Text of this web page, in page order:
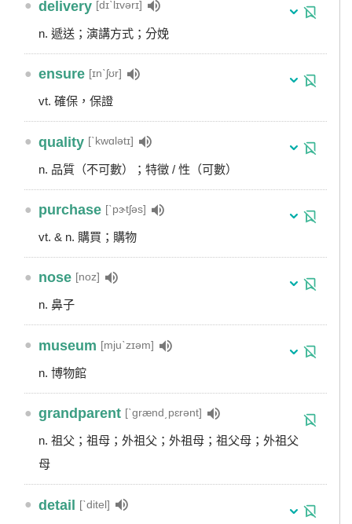
● delivery [dɪˋlɪvərɪ]
n. 遞送；演講方式；分娩
● ensure [ɪnˋʃʊr]
vt. 確保，保證
● quality [ˋkwɑlətɪ]
n. 品質（不可數）；特徵 / 性（可數）
● purchase [ˋpɝtʃəs]
vt. & n. 購買；購物
● nose [noz]
n. 鼻子
● museum [mjuˋzɪəm]
n. 博物館
● grandparent [ˋgrænd͵pɛrənt]
n. 祖父；祖母；外祖父；外祖母；祖父母；外祖父
母
● detail [ˋditel]